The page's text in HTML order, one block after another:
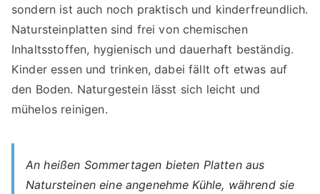
sondern ist auch noch praktisch und kinderfreundlich.
Natursteinplatten sind frei von chemischen
Inhaltsstoffen, hygienisch und dauerhaft beständig.
Kinder essen und trinken, dabei fällt oft etwas auf
den Boden. Naturgestein lässt sich leicht und
mühelos reinigen.
An heißen Sommertagen bieten Platten aus
Natursteinen eine angenehme Kühle, während sie